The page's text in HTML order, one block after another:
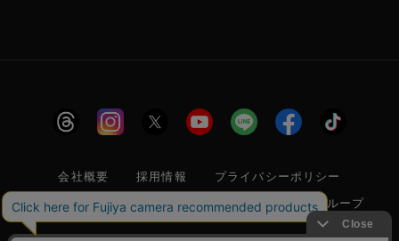
会社概要 採用情報
プライバシーポリシー
特定商取引に関する法律に基づく表示
フジヤグループ